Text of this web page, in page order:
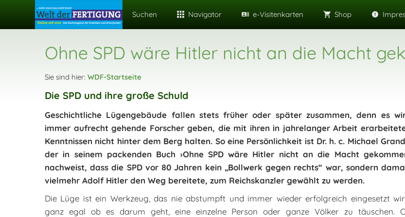
Suchen Navigator e-Visitenkarten Shop
Ohne SPD wäre Hitler nicht an die Macht
Sie sind hier: WDF-Startseite
Die SPD und ihre große Schuld
Geschichtliche Lügengebäude fallen stets früher oder später zusammen, denn es
immer aufrecht gehende Forscher geben, die mit ihren in jahrelanger Arbeit
Kenntnissen nicht hinter dem Berg halten. So eine Persönlichkeit ist Dr. h. c. Michael
der in seinem packenden Buch ›Ohne SPD wäre Hitler nicht an die Macht
nachweist, dass die SPD vor 80 Jahren kein „Bollwerk gegen rechts“ war, sondern
vielmehr Adolf Hitler den Weg bereitete, zum Reichskanzler gewählt zu werden.
Die Lüge ist ein Werkzeug, das nie abstumpft und immer wieder erfolgreich eingesetzt
ganz egal ob es darum geht, eine einzelne Person oder ganze Völker zu täuschen.